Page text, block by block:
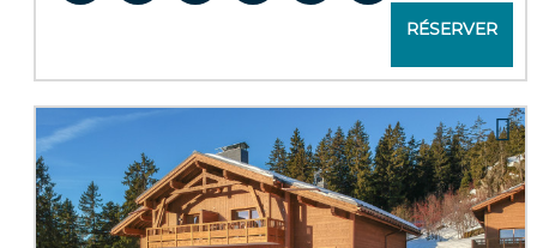
RÉSERVER